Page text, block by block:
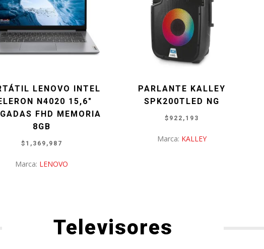
LENOVO INTEL
N4020 15,6″
FHD MEMORIA
8GB
$ 1,369,987
Marca: LENOVO
PARLANTE KALLEY
SPK200TLED NG
$ 922,193
Marca: KALLEY
Televisores